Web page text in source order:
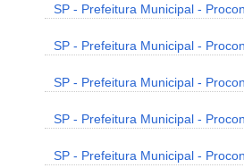
SP - Prefeitura Municipal -
SP - Prefeitura Municipal -
SP - Prefeitura Municipal -
SP - Prefeitura Municipal -
SP - Prefeitura Municipal -